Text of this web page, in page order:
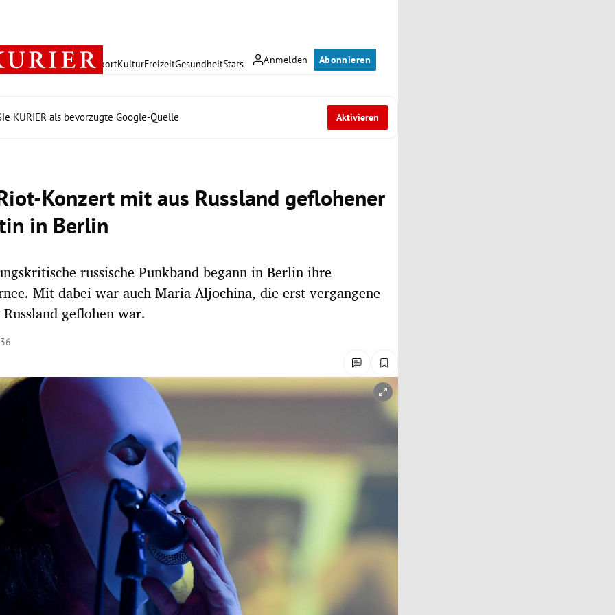
Anmelden Abonnieren
PolitikWirtschaft SportKulturFreizeitGesundheitStars
KURIER als bevorzugte Google-Quelle Aktivieren
Konzert mit aus Russland geflohener
in Berlin
russische Punkband begann in Berlin ihre
Mit dabei war auch Maria Aljochina, die erst vergangene
geflohen war.
öffnen/schließen